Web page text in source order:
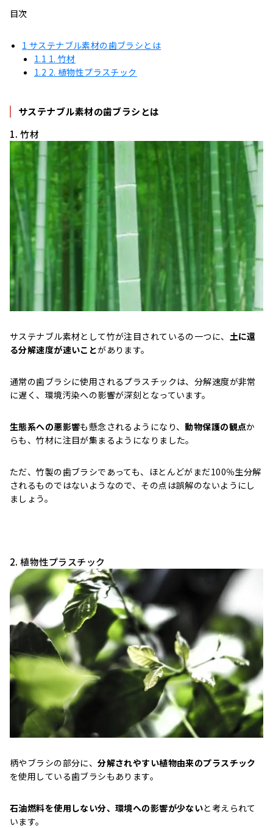
目次
1 サステナブル素材の歯ブラシとは
1.1 1. 竹材
1.2 2. 植物性プラスチック
サステナブル素材の歯ブラシとは
1. 竹材
サステナブル素材として竹が注目されているの一つに、 土に還
る分解速度が速いことがあります。
通常の歯ブラシに使用されるプラスチックは、分解速度が非常
に遅く、環境汚染への影響が深刻となっています。
生態系への悪影響も懸念されるようになり、動物保護の観点か
らも、竹材に注目が集まるようになりました。
ただ、竹製の歯ブラシであっても、ほとんどがまだ100％生分解
されるものではないようなので、その点は誤解のないようにし
ましょう。
2. 植物性プラスチック
柄やブラシの部分に、分解されやすい植物由来のプラスチック
を使用している歯ブラシもあります。
石油燃料を使用しない分、環境への影響が少ないと考えられて
います。